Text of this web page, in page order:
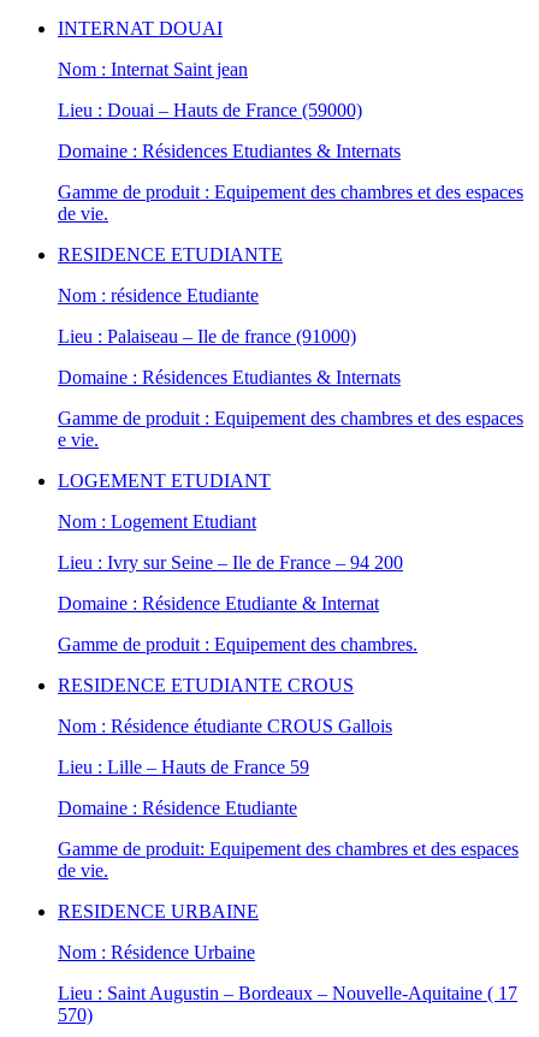
INTERNAT DOUAI
Nom : Internat Saint jean
Lieu : Douai – Hauts de France (59000)
Domaine : Résidences Etudiantes & Internats
Gamme de produit : Equipement des chambres et des espaces
de vie.
RESIDENCE ETUDIANTE
Nom : résidence Etudiante
Lieu : Palaiseau – Ile de france (91000)
Domaine : Résidences Etudiantes & Internats
Gamme de produit : Equipement des chambres et des espaces
e vie.
LOGEMENT ETUDIANT
Nom : Logement Etudiant
Lieu : Ivry sur Seine – Ile de France – 94 200
Domaine : Résidence Etudiante & Internat
Gamme de produit : Equipement des chambres.
RESIDENCE ETUDIANTE CROUS
Nom : Résidence étudiante CROUS Gallois
Lieu : Lille – Hauts de France 59
Domaine : Résidence Etudiante
Gamme de produit: Equipement des chambres et des espaces
de vie.
RESIDENCE URBAINE
Nom : Résidence Urbaine
Lieu : Saint Augustin – Bordeaux – Nouvelle-Aquitaine ( 17
570)